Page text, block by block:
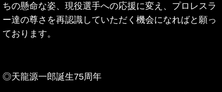
ちの懸命な姿、現役選手への応援に変え、プロレスラ
ー達の尊さを再認識していただく機会になればと願っ
ております。
◎天龍源一郎誕生75周年